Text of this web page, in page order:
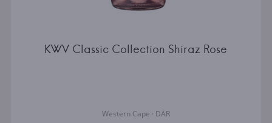
KWV Classic Collection Shiraz Rose
Western Cape · DĀR